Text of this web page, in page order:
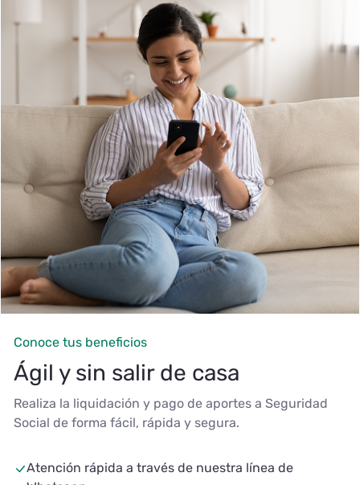
Conoce tus beneficios
Ágil y sin salir de casa
Realiza la liquidación y pago de aportes a Seguridad
Social de forma fácil, rápida y segura.
Atención rápida a través de nuestra línea de